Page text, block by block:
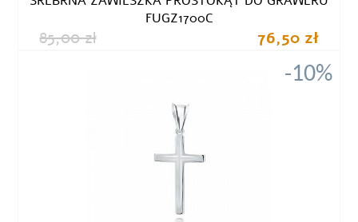
FUGZ1700C
85,00 zł 76,50 zł
-10%